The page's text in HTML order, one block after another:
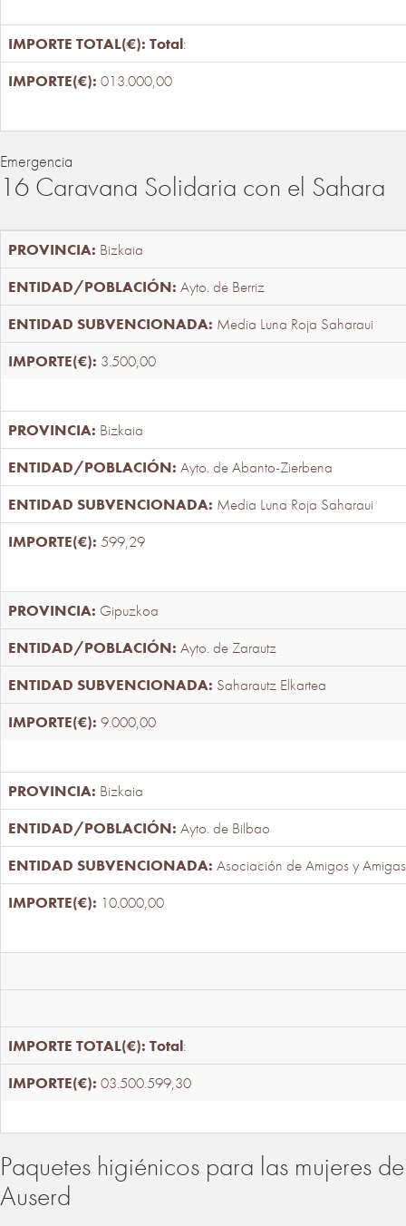
Total:
013.000,00
Emergencia
16 Caravana Solidaria con el Sahara
Bizkaia
Ayto. de Berriz
Media Luna Roja Saharaui
3.500,00
Bizkaia
Ayto. de Abanto-Zierbena
Media Luna Roja Saharaui
599,29
Gipuzkoa
Ayto. de Zarautz
Saharautz Elkartea
9.000,00
Bizkaia
Ayto. de Bilbao
Asociación de Amigos y
10.000,00
Total:
03.500.599,30
Paquetes higiénicos para las mujeres
Auserd